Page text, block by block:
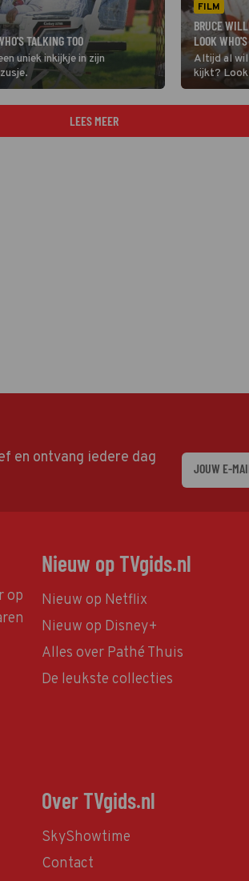
TALKING TOO
uniek inkijkje in zijn
FILM
BRUCE
LOOK
Altijd al
kijkt? Look
LEES MEER
en ontvang iedere dag
op
Nieuw op TVgids.nl
Nieuw op Netflix
Nieuw op Disney+
Alles over Pathé Thuis
De leukste collecties
Over TVgids.nl
SkyShowtime
Contact